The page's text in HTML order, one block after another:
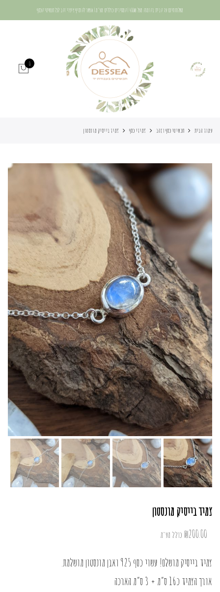
משלוח חינם עד הבית בהזמנה מעל 400₪ | המחירים כוללים מע"מ | אפשר להוסיף ציפוי זהב לכל תכשיטי הכסף
0
עמוד הבית תכשיטי כסף וזהב צמידי כסף צמיד בייסיק מונסטון
צמיד בייסיק מונסטון
₪200.00 כולל מע"מ
צמיד בייסיק מושלם! עשוי כסף 925 ואבן מונסטון מושלמת.
אורך הצמיד כ16 ס”מ + 3 ס”מ הארכה